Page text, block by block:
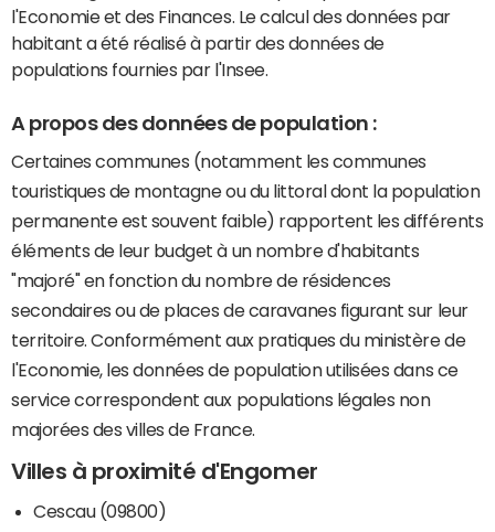
l'Economie et des Finances. Le calcul des données par
habitant a été réalisé à partir des données de
populations fournies par l'Insee.
A propos des données de population :
Certaines communes (notamment les communes
touristiques de montagne ou du littoral dont la population
permanente est souvent faible) rapportent les différents
éléments de leur budget à un nombre d'habitants
"majoré" en fonction du nombre de résidences
secondaires ou de places de caravanes figurant sur leur
territoire. Conformément aux pratiques du ministère de
l'Economie, les données de population utilisées dans ce
service correspondent aux populations légales non
majorées des villes de France.
Villes à proximité d'Engomer
Cescau (09800)